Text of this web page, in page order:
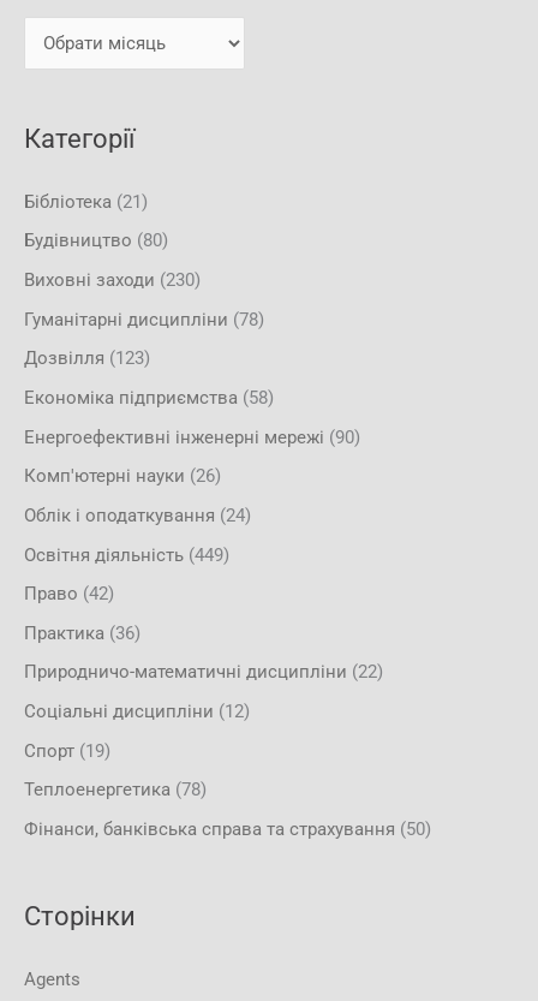
т
Категорії
Бібліотека (21)
Будівництво (80)
Виховні заходи (230)
Гуманітарні дисципліни (78)
Дозвілля (123)
Економіка підприємства (58)
Енергоефективні інженерні мережі (90)
Комп'ютерні науки (26)
Облік і оподаткування (24)
Освітня діяльність (449)
Право (42)
Практика (36)
Природничо-математичні дисципліни (22)
Соціальні дисципліни (12)
Спорт (19)
Теплоенергетика (78)
Фінанси, банківська справа та страхування (50)
Сторінки
Agents